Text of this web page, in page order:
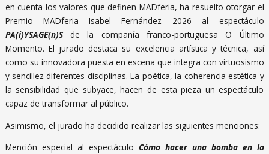
en cuenta los valores que definen MADferia, ha resuelto otorgar el
Premio MADferia Isabel Fernández 2026 al espectáculo
PA(i)YSAGE(n)Sde la compañía franco-portuguesa O Último
Momento. El jurado destaca su excelencia artística y técnica, así
como su innovadora puesta en escena que integra con virtuosismo
y sencillez diferentes disciplinas. La poética, la coherencia estética y
la sensibilidad que subyace, hacen de esta pieza un espectáculo
capaz de transformar al público.
Asimismo, el jurado ha decidido realizar las siguientes menciones:
Mención especial al espectáculo Cómo hacer una bomba en la